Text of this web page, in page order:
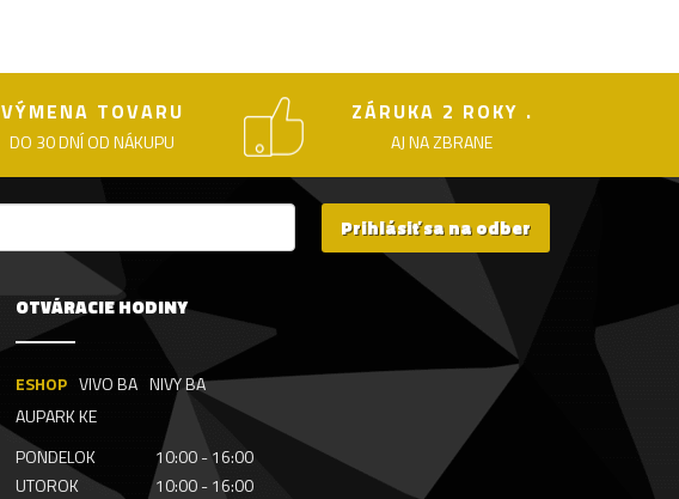
VÝMENA TOVARU
DO 30 DNÍ OD NÁKUPU
ZÁRUKA 2 ROKY .
AJ NA ZBRANE
Prihlásiť sa na odber
OTVÁRACIE HODINY
ESHOP VIVO BA NIVY BA
AUPARK KE
PONDELOK
10:00 - 16:00
UTOROK
10:00 - 16:00